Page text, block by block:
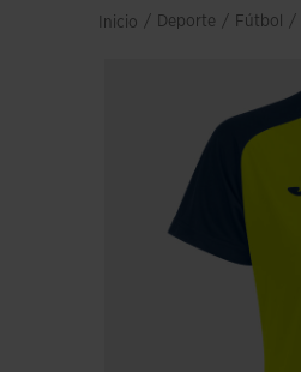
Inicio / deporte / fútbol /